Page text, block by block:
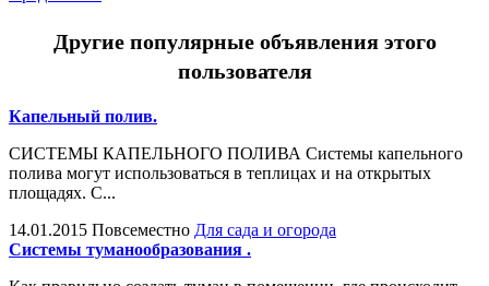
Другие популярные объявления этого
пользователя
Капельный полив.
СИСТЕМЫ КАПЕЛЬНОГО ПОЛИВА Системы капельного
полива могут использоваться в теплицах и на открытых
площадях. С...
14.01.2015 Повсеместно Для сада и огорода
Системы туманообразования .